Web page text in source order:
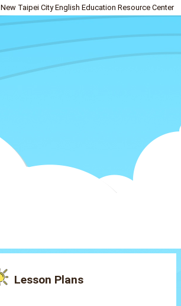
New Taipei City English Education Resource Center
Lesson Plans